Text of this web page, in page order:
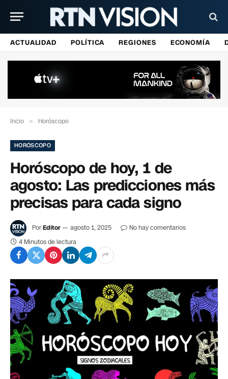
ACTUALIDAD POLÍTICA REGIONES ECONOMÍA
Incio » Horóscopo
HORÓSCOPO
Horóscopo de hoy, 1 de
agosto: Las predicciones más
precisas para cada signo
PorEditor agosto 1, 2025
No hay comentarios
4 Minutos de lectura